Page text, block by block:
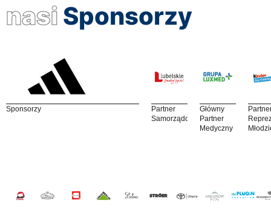
nasi Sponsorzy
Sponsorzy
Partner
Samorządowy
Główny
Partner
Medyczny